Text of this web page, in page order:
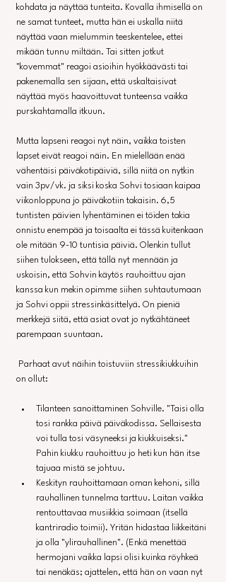
kohdata ja näyttää tunteita. Kovalla ihmisellä on
ne samat tunteet, mutta hän ei uskalla niitä
näyttää vaan mielummin teeskentelee, ettei
mikään tunnu miltään. Tai sitten jotkut
"kovemmat" reagoi asioihin hyökkäävästi tai
pakenemalla sen sijaan, että uskaltaisivat
näyttää myös haavoittuvat tunteensa vaikka
purskahtamalla itkuun.
Mutta lapseni reagoi nyt näin, vaikka toisten
lapset eivät reagoi näin. En mielellään enää
vähentäisi päiväkotipäiviä, sillä niitä on nytkin
vain 3pv/vk. ja siksi koska Sohvi tosiaan kaipaa
viikonloppuna jo päiväkotiin takaisin. 6,5
tuntisten päivien lyhentäminen ei töiden takia
onnistu enempää ja toisaalta ei tässä kuitenkaan
ole mitään 9-10 tuntisia päiviä. Olenkin tullut
siihen tulokseen, että tällä nyt mennään ja
uskoisin, että Sohvin käytös rauhoittuu ajan
kanssa kun mekin opimme siihen suhtautumaan
ja Sohvi oppii stressinkäsittelyä. On pieniä
merkkejä siitä, että asiat ovat jo nytkähtäneet
parempaan suuntaan.
on ollut:
Tilanteen sanoittaminen Sohville. "Taisi olla
tosi rankka päivä päiväkodissa. Sellaisesta
voi tulla tosi väsyneeksi ja kiukkuiseksi."
Pahin kiukku rauhoittuu jo heti kun hän itse
tajuaa mistä se johtuu.
Keskityn rauhoittamaan oman kehoni, sillä
rauhallinen tunnelma tarttuu. Laitan vaikka
rentouttavaa musiikkia soimaan (itsellä
kantriradio toimii). Yritän hidastaa liikkeitäni
ja olla "ylirauhallinen". (Enkä menettää
hermojani vaikka lapsi olisi kuinka röyhkeä
tai nenäkäs; ajattelen, että hän on vaan nyt